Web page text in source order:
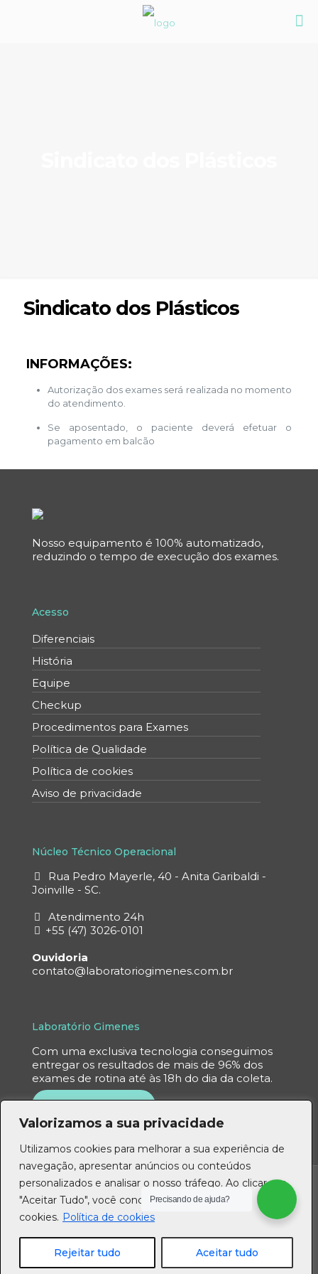
Valorizamos a sua privacidade
Utilizamos cookies para melhorar a sua experiência de
navegação, apresentar anúncios ou conteúdos
personalizados e analisar o nosso tráfego. Ao clicar em
"Aceitar Tudo", você concorda com o uso de
cookies. Política de cookies
Rejeitar tudo Aceitar tudo
Sindicato dos Plásticos
INFORMAÇÕES:
Autorização dos exames será realizada no momento
do atendimento.
Se aposentado, o paciente deverá efetuar o
pagamento em balcão
Nosso equipamento é 100% automatizado,
reduzindo o tempo de execução dos exames.
Acesso
Diferenciais
História
Equipe
Checkup
Procedimentos para Exames
Política de Qualidade
Política de cookies
Aviso de privacidade
Núcleo Técnico Operacional
Rua Pedro Mayerle, 40 - Anita Garibaldi -
Joinville - SC.
Atendimento 24h
+55 (47) 3026-0101
Ouvidoria
contato@laboratoriogimenes.com.br
Laboratório Gimenes
Com uma exclusiva tecnologia conseguimos
entregar os resultados de mais de 96% dos
exames de rotina até às 18h do dia da coleta.
UNIDADES
Precisando de ajuda?